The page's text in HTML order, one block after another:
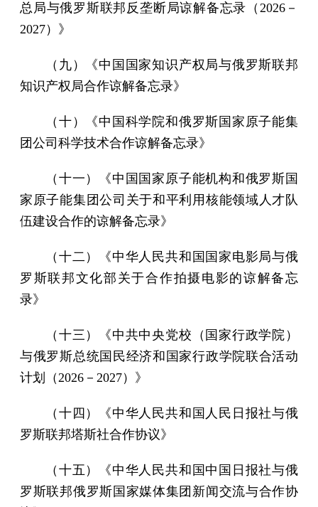
总局与俄罗斯联邦反垄断局谅解备忘录（2026－
2027）》
（九）《中国国家知识产权局与俄罗斯联邦
知识产权局合作谅解备忘录》
（十）《中国科学院和俄罗斯国家原子能集
团公司科学技术合作谅解备忘录》
（十一）《中国国家原子能机构和俄罗斯国
家原子能集团公司关于和平利用核能领域人才队
伍建设合作的谅解备忘录》
（十二）《中华人民共和国国家电影局与俄
罗斯联邦文化部关于合作拍摄电影的谅解备忘
录》
（十三）《中共中央党校（国家行政学院）
与俄罗斯总统国民经济和国家行政学院联合活动
计划（2026－2027）》
（十四）《中华人民共和国人民日报社与俄
罗斯联邦塔斯社合作协议》
（十五）《中华人民共和国中国日报社与俄
罗斯联邦俄罗斯国家媒体集团新闻交流与合作协